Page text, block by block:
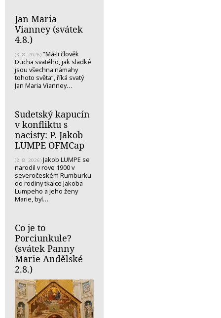
Jan Maria
Vianney (svátek
4.8.)
(3. 8. 2026) “Má-li člověk
Ducha svatého, jak sladké
jsou všechna námahy
tohoto světa“, říká svatý
Jan Maria Vianney…
Sudetský kapucín
v konfliktu s
nacisty: P. Jakob
LUMPE OFMCap
(2. 8. 2026) Jakob LUMPE se
narodil v rove 1900 v
severočeském Rumburku
do rodiny tkalce Jakoba
Lumpeho a jeho ženy
Marie, byl…
Co je to
Porciunkule?
(svátek Panny
Marie Andělské
2.8.)